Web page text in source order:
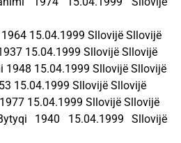
15.04.1999 Sllovijë Sllovijë
15.04.1999 Sllovijë Sllovijë
1948 15.04.1999 Sllovijë Sllovijë
15.04.1999 Sllovijë Sllovijë
15.04.1999 Sllovijë Sllovijë
1940 15.04.1999 Sllovijë